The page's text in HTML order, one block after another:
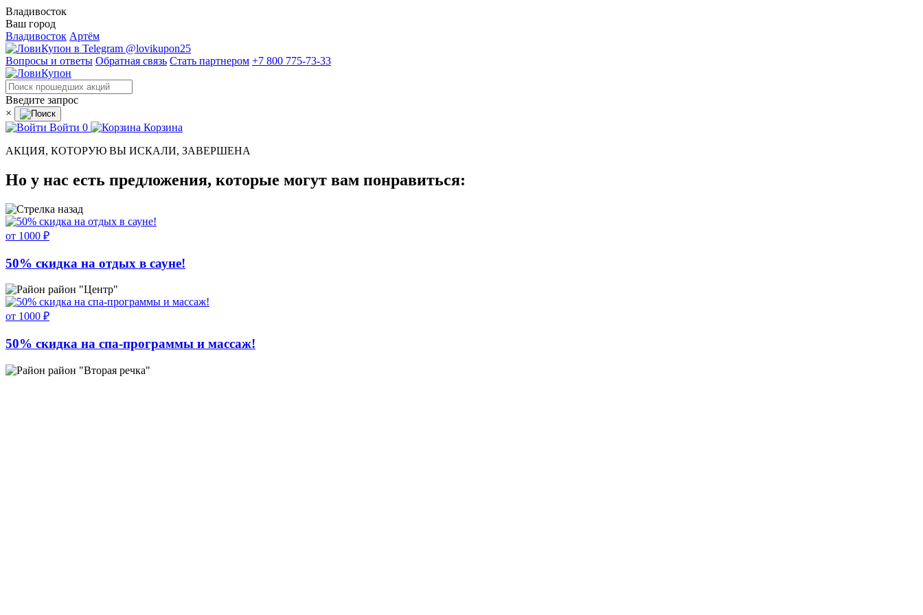
Владивосток
Ваш город
Владивосток Артём
@lovikupon25
Вопросы и ответы Обратная связь Стать партнером +7 800 775-73-33
Введите запрос
×
Войти 0
Корзина
АКЦИЯ, КОТОРУЮ ВЫ ИСКАЛИ, ЗАВЕРШЕНА
Но у нас есть предложения, которые могут вам понравиться:
от 1000 ₽
50% скидка на отдых в сауне!
район "Центр"
от 1000 ₽
50% скидка на спа-программы и массаж!
район "Вторая речка"